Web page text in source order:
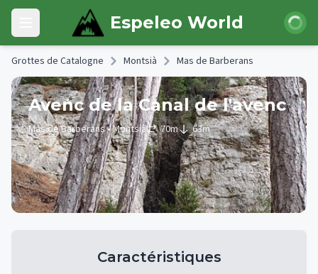
Skip to main content
Open main menu Espeleo World
Grottes de Catalogne Montsià Mas de Barberans
Avenc de la Canal de l'avenc
Mas de Barberans• Montsià 70m 63m
Caractéristiques